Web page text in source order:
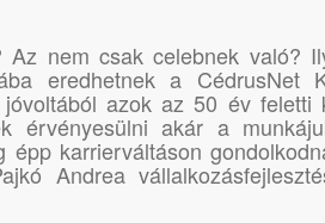
Az nem csak celebnek való?
eredhetnek a CédrusNet
azok az 50 év feletti
érvényesülni akár a
épp karrierváltáson
Andrea